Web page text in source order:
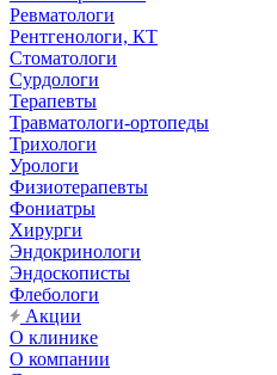
Ревматологи
Рентгенологи, КТ
Стоматологи
Сурдологи
Терапевты
Травматологи-ортопеды
Трихологи
Урологи
Физиотерапевты
Фониатры
Хирурги
Эндокринологи
Эндоскописты
Флебологи
Акции
О клинике
О компании